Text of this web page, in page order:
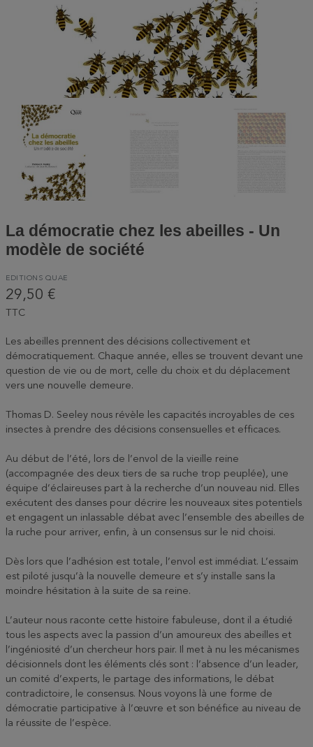
La démocratie chez les abeilles - Un
modèle de société
EDITIONS QUAE
29,50 €
TTC
Les abeilles prennent des décisions collectivement et
démocratiquement. Chaque année, elles se trouvent devant une
question de vie ou de mort, celle du choix et du déplacement
vers une nouvelle demeure.
Thomas D. Seeley nous révèle les capacités incroyables de ces
insectes à prendre des décisions consensuelles et efficaces.
Au début de l’été, lors de l’envol de la vieille reine
(accompagnée des deux tiers de sa ruche trop peuplée), une
équipe d’éclaireuses part à la recherche d’un nouveau nid. Elles
exécutent des danses pour décrire les nouveaux sites potentiels
et engagent un inlassable débat avec l’ensemble des abeilles de
la ruche pour arriver, enfin, à un consensus sur le nid choisi.
Dès lors que l’adhésion est totale, l’envol est immédiat. L’essaim
est piloté jusqu’à la nouvelle demeure et s’y installe sans la
moindre hésitation à la suite de sa reine.
L’auteur nous raconte cette histoire fabuleuse, dont il a étudié
tous les aspects avec la passion d’un amoureux des abeilles et
l’ingéniosité d’un chercheur hors pair. Il met à nu les mécanismes
décisionnels dont les éléments clés sont : l’absence d’un leader,
un comité d’experts, le partage des informations, le débat
contradictoire, le consensus. Nous voyons là une forme de
démocratie participative à l’œuvre et son bénéfice au niveau de
la réussite de l’espèce.